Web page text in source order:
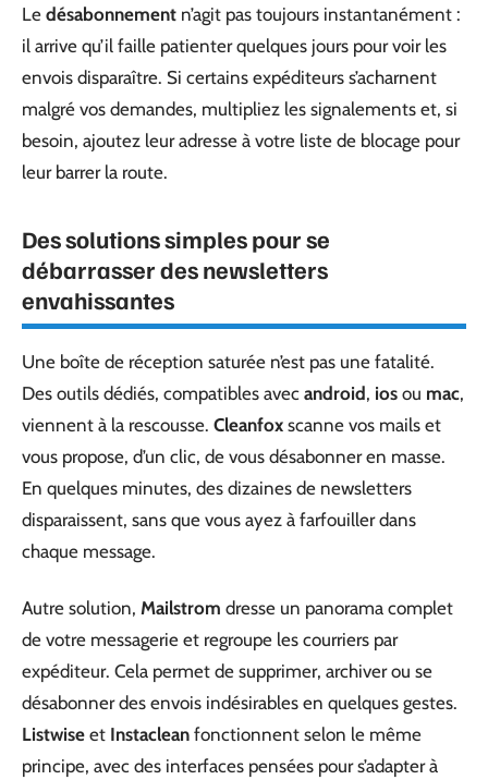
Le désabonnement n’agit pas toujours instantanément :
il arrive qu’il faille patienter quelques jours pour voir les
envois disparaître. Si certains expéditeurs s’acharnent
malgré vos demandes, multipliez les signalements et, si
besoin, ajoutez leur adresse à votre liste de blocage pour
leur barrer la route.
Des solutions simples pour se
débarrasser des newsletters
envahissantes
Une boîte de réception saturée n’est pas une fatalité.
Des outils dédiés, compatibles avec android, ios ou mac,
viennent à la rescousse. Cleanfox scanne vos mails et
vous propose, d’un clic, de vous désabonner en masse.
En quelques minutes, des dizaines de newsletters
disparaissent, sans que vous ayez à farfouiller dans
chaque message.
Autre solution, Mailstrom dresse un panorama complet
de votre messagerie et regroupe les courriers par
expéditeur. Cela permet de supprimer, archiver ou se
désabonner des envois indésirables en quelques gestes.
Listwise et Instaclean fonctionnent selon le même
principe, avec des interfaces pensées pour s’adapter à